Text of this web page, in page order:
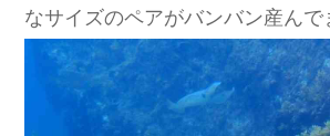
なサイズのペアがバンバン産んで